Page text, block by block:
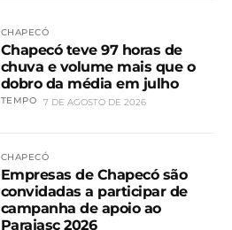
CHAPECÓ
Chapecó teve 97 horas de
chuva e volume mais que o
dobro da média em julho
TEMPO 7 DE AGOSTO DE 2026
CHAPECÓ
Empresas de Chapecó são
convidadas a participar de
campanha de apoio ao
Parajasc 2026